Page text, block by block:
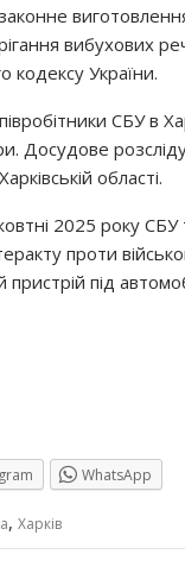
вибухових
кодексу України.
СБУ в
Досудове
області.
2025 року СБУ
проти
під
WhatsApp
, Харків